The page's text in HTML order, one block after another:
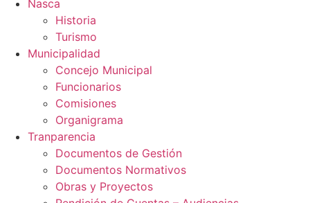
Nasca
Historia
Turismo
Municipalidad
Concejo Municipal
Funcionarios
Comisiones
Organigrama
Tranparencia
Documentos de Gestión
Documentos Normativos
Obras y Proyectos